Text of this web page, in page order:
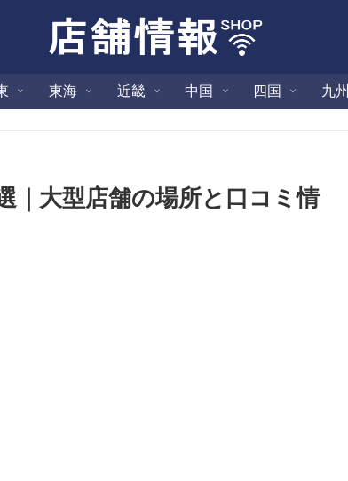
東海 近畿 中国 四国 九州
｜大型店舗の場所と口コミ情